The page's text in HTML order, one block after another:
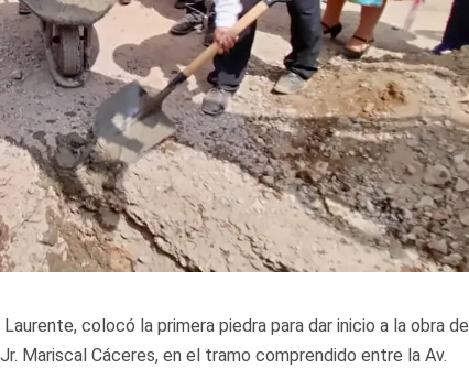
colocó la primera piedra para dar inicio a la obra de
Mariscal Cáceres, en el tramo comprendido entre la Av.